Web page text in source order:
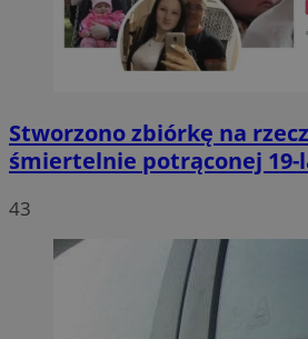
Stworzono zbiórkę na
śmiertelnie potrąconej
43